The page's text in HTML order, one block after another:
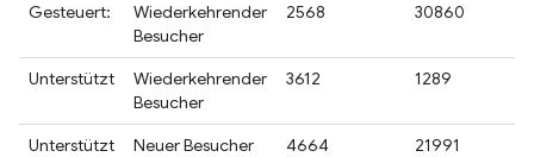
Gesteuert:
Wiederkehrender
Besucher
2568 30860
Unterstützt
Wiederkehrender
Besucher
3612 1289
Unterstützt Neuer Besucher 4664 21991